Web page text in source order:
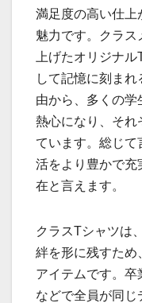
満足度の高い仕上
魅力です。クラス
上げたオリジナ
して記憶に刻ま
由から、多くの学
熱心になり、それ
ています。総じて
活をより豊かで充
在と言えます。
クラスTシャツは
絆を形に残すため
アイテムです。卒
などで全員が同